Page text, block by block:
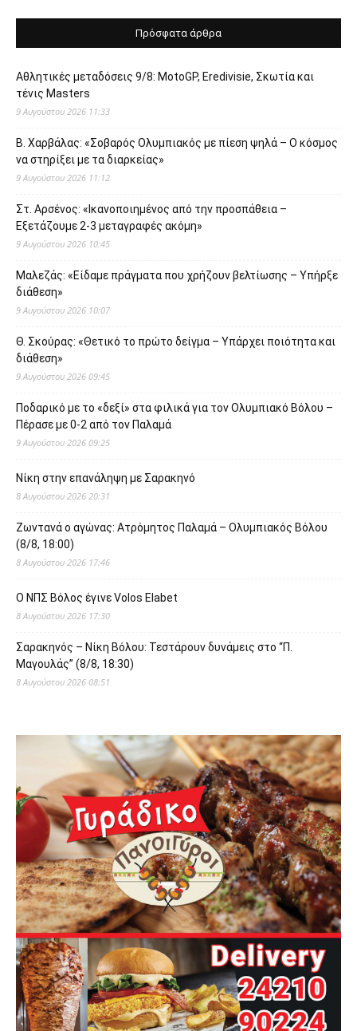
Πρόσφατα άρθρα
Αθλητικές μεταδόσεις 9/8: MotoGP, Eredivisie, Σκωτία και
τένις Masters
9 Αυγούστου 2026 11:33
Β. Χαρβάλας: «Σοβαρός Ολυμπιακός με πίεση ψηλά – Ο κόσμος
να στηρίξει με τα διαρκείας»
9 Αυγούστου 2026 11:12
Στ. Αρσένος: «Ικανοποιημένος από την προσπάθεια –
Εξετάζουμε 2-3 μεταγραφές ακόμη»
9 Αυγούστου 2026 10:45
Μαλεζάς: «Είδαμε πράγματα που χρήζουν βελτίωσης – Υπήρξε
διάθεση»
9 Αυγούστου 2026 10:07
Θ. Σκούρας: «Θετικό το πρώτο δείγμα – Υπάρχει ποιότητα και
διάθεση»
9 Αυγούστου 2026 09:45
Ποδαρικό με το «δεξί» στα φιλικά για τον Ολυμπιακό Βόλου –
Πέρασε με 0-2 από τον Παλαμά
9 Αυγούστου 2026 09:25
Νίκη στην επανάληψη με Σαρακηνό
8 Αυγούστου 2026 20:31
Ζωντανά ο αγώνας: Ατρόμητος Παλαμά – Ολυμπιακός Βόλου
(8/8, 18:00)
8 Αυγούστου 2026 17:46
O ΝΠΣ Βόλος έγινε Volos Elabet
8 Αυγούστου 2026 17:30
Σαρακηνός – Νίκη Βόλου: Τεστάρουν δυνάμεις στο “Π.
Μαγουλάς” (8/8, 18:30)
8 Αυγούστου 2026 08:51